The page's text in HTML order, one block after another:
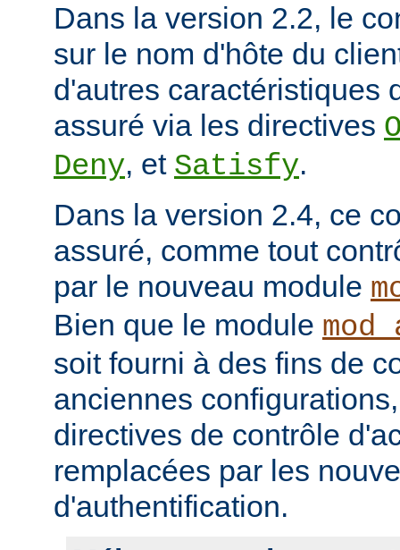
Dans la version 2.2, le
sur le nom d'hôte du
d'autres caractéristiques
assuré via les directives
Deny, et Satisfy.
Dans la version 2.4, ce
assuré, comme tout
par le nouveau module
Bien que le module
soit fourni à des fins de
anciennes
directives de contrôle
remplacées par les
d'authentification.